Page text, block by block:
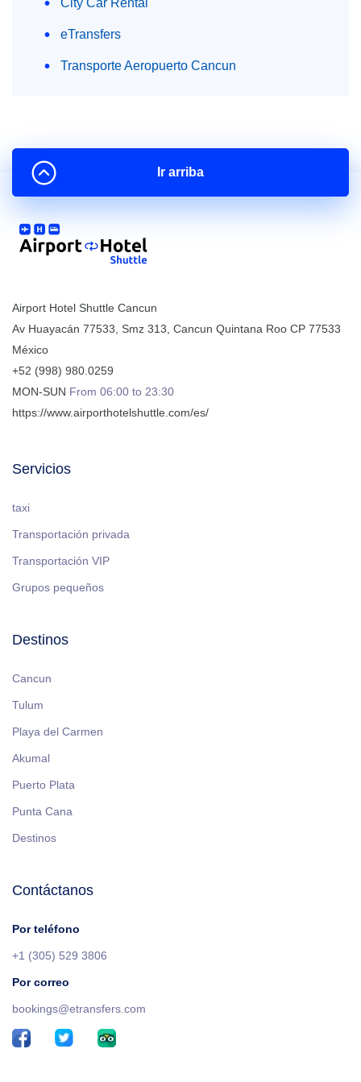
City Car Rental
eTransfers
Transporte Aeropuerto Cancun
Airport Hotel Shuttle Cancun
Av Huayacán 77533, Smz 313 Cancun Quintana Roo CP 77533
México
+52 (998) 980.0259
MON-SUN From 06:00 to 23:30
https://www.airporthotelshuttle.com/es/
Servicios
taxi
Transportación privada
Transportación VIP
Grupos pequeños
Destinos
Cancun
Tulum
Playa del Carmen
Akumal
Puerto Plata
Punta Cana
Destinos
Contáctanos
Por teléfono
+1 (305) 529 3806
Por correo
bookings@etransfers.com
Ir arriba